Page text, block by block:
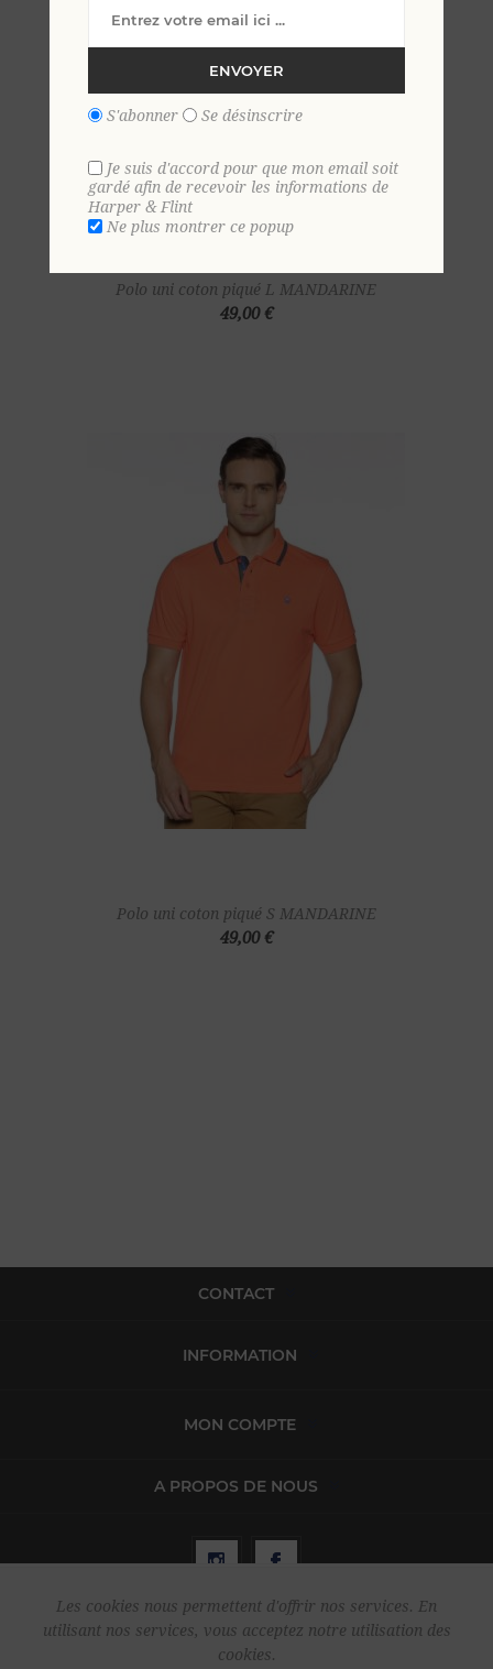
Polo uni coton piqué L MANDARINE
49,00 €
Polo uni coton piqué S MANDARINE
49,00 €
CONTACT
INFORMATION
MON COMPTE
A PROPOS DE NOUS
Copyright © 2026 Harper & Flint. Tous droits réservés.
Les cookies nous permettent d'offrir nos services. En
utilisant nos services, vous acceptez notre utilisation des
cookies.
ENVOYER
S'abonner Se désinscrire
Je suis d'accord pour que mon email soit
gardé afin de recevoir les informations de
Harper & Flint
Ne plus montrer ce popup